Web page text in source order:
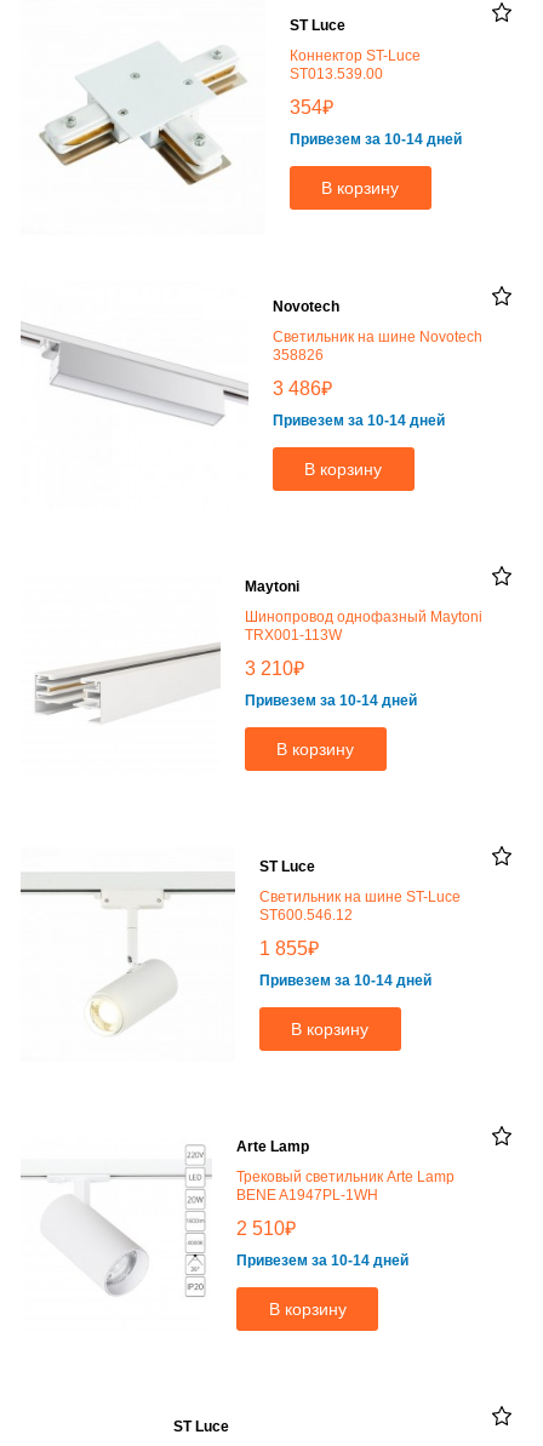
ST Luce
Коннектор ST-Luce
ST013.539.00
354₽
Привезем за 10-14 дней
В корзину
Novotech
Светильник на шине Novotech
358826
3 486₽
Привезем за 10-14 дней
В корзину
Maytoni
Шинопровод однофазный Maytoni
TRX001-113W
3 210₽
Привезем за 10-14 дней
В корзину
ST Luce
Светильник на шине ST-Luce
ST600.546.12
1 855₽
Привезем за 10-14 дней
В корзину
Arte Lamp
Трековый светильник Arte Lamp
BENE A1947PL-1WH
2 510₽
Привезем за 10-14 дней
В корзину
ST Luce